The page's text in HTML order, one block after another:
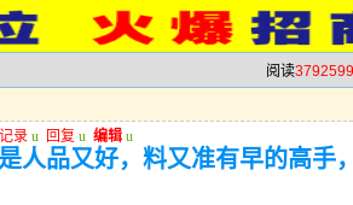
阅读3792599
录 u 回复 u 编辑 u
人品又好，料又准有早的高手